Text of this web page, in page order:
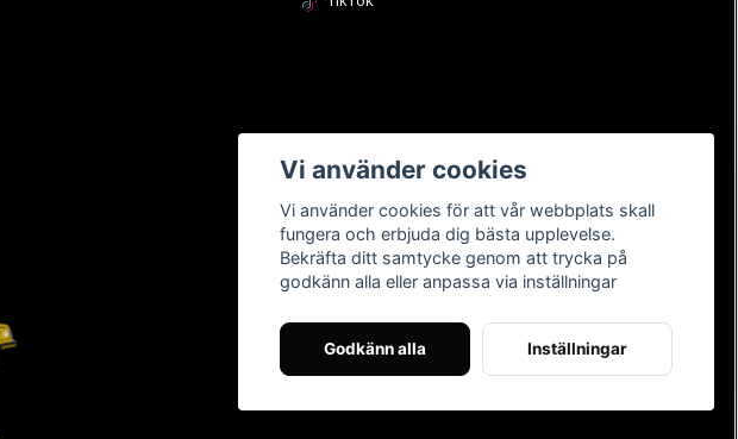
Vi använder cookies
Vi använder cookies för att vår webbplats skall
fungera och erbjuda dig bästa upplevelse.
Bekräfta ditt samtycke genom att trycka på
godkänn alla eller anpassa via inställningar
Godkänn alla Inställningar